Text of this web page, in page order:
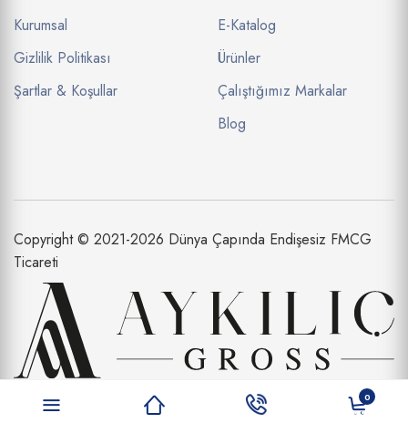
Kurumsal
Gizlilik Politikası
Şartlar & Koşullar
E-Katalog
Ürünler
Çalıştığımız Markalar
Blog
Copyright © 2021-2026 Dünya Çapında Endişesiz FMCG
Ticareti
Aykılıç Dış Ticaret Limited Şirketi bir
Aykılıç Şirketler Topluluğu İştirakidir.
0